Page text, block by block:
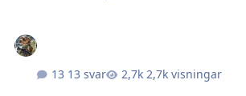
13 svar 2,7k visningar